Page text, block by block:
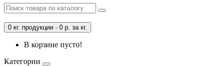
0 кг. продукции - 0 р. за кг.
В корзине пусто!
Категории